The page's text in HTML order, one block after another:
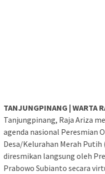
TANJUNGPINANG | WARTA
Tanjungpinang, Raja Ariza
agenda nasional Peresmian
Desa/Kelurahan Merah Putih
diresmikan langsung oleh
Prabowo Subianto secara